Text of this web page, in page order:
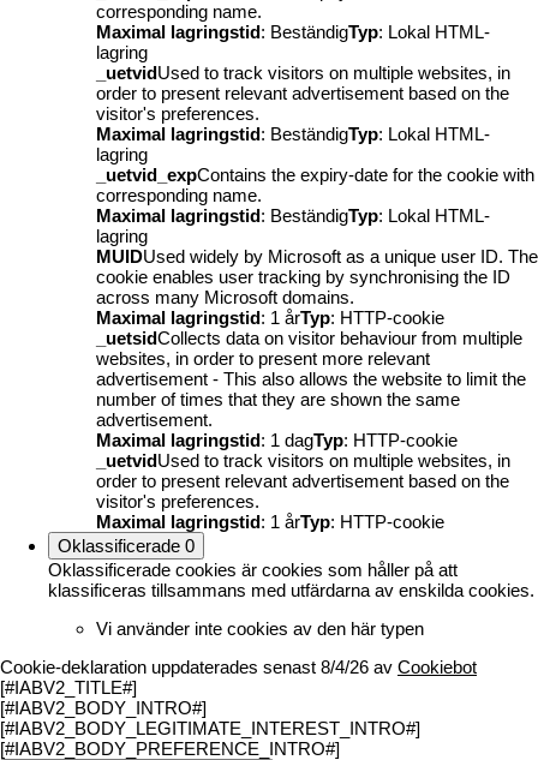
corresponding name.
Maximal lagringstid: BeständigTyp: Lokal HTML-
lagring
_uetvidUsed to track visitors on multiple websites, in
order to present relevant advertisement based on the
visitor's preferences.
Maximal lagringstid: BeständigTyp: Lokal HTML-
lagring
_uetvid_expContains the expiry-date for the cookie with
corresponding name.
Maximal lagringstid: BeständigTyp: Lokal HTML-
lagring
MUIDUsed widely by Microsoft as a unique user ID. The
cookie enables user tracking by synchronising the ID
across many Microsoft domains.
Maximal lagringstid: 1 årTyp: HTTP-cookie
_uetsidCollects data on visitor behaviour from multiple
websites, in order to present more relevant
advertisement - This also allows the website to limit the
number of times that they are shown the same
advertisement.
Maximal lagringstid: 1 dagTyp: HTTP-cookie
_uetvidUsed to track visitors on multiple websites, in
order to present relevant advertisement based on the
visitor's preferences.
Maximal lagringstid: 1 årTyp: HTTP-cookie
Oklassificerade 0
Oklassificerade cookies är cookies som håller på att
klassificeras tillsammans med utfärdarna av enskilda cookies.
Vi använder inte cookies av den här typen
Cookie-deklaration uppdaterades senast 8/4/26 av Cookiebot
[#IABV2_TITLE#]
[#IABV2_BODY_INTRO#]
[#IABV2_BODY_LEGITIMATE_INTEREST_INTRO#]
[#IABV2_BODY_PREFERENCE_INTRO#]